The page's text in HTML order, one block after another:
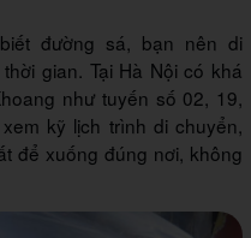
đường sá, bạn nên di
gian. Tại Hà Nội có khá
như tuyến số 02, 19,
kỹ lịch trình di chuyển,
để xuống đúng nơi, không